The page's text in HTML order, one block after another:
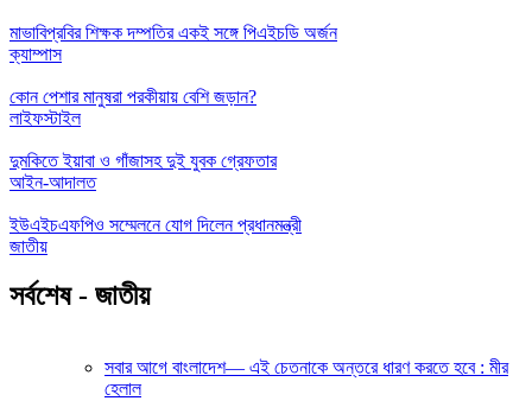
মাভাবিপ্রবির শিক্ষক দম্পতির একই সঙ্গে পিএইচডি অর্জন
ক্যাম্পাস
কোন পেশার মানুষরা পরকীয়ায় বেশি জড়ান?
লাইফস্টাইল
দুমকিতে ইয়াবা ও গাঁজাসহ দুই যুবক গ্রেফতার
আইন-আদালত
ইউএইচএফপিও সম্মেলনে যোগ দিলেন প্রধানমন্ত্রী
জাতীয়
সর্বশেষ - জাতীয়
সবার আগে বাংলাদেশ— এই চেতনাকে অন্তরে ধারণ করতে হবে : মীর
হেলাল